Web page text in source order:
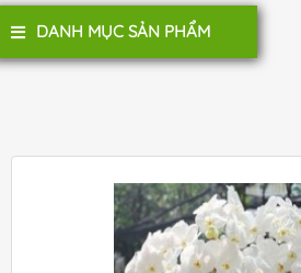
HÀNG
DANH MỤC SẢN PHẨM